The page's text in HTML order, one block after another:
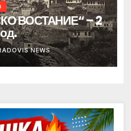
ВОСТАНИЕ“ – 2
NEWS